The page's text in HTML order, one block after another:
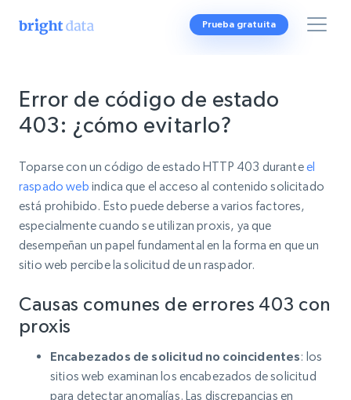
Prueba gratuita
Error de código de estado
403: ¿cómo evitarlo?
Toparse con un código de estado HTTP 403 duranteel
raspado web indica que el acceso al contenido solicitado
está prohibido. Esto puede deberse a varios factores,
especialmente cuando se utilizan proxis, ya que
desempeñan un papel fundamental en la forma en que un
sitio web percibe la solicitud de un raspador.
Causas comunes de errores 403 con
proxis
Encabezados de solicitud no coincidentes: los
sitios web examinan los encabezados de solicitud
para detectar anomalías. Las discrepancias en